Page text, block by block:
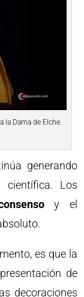
la Dama de Elche.
generando
científica. Los
y el
es que la
de
decoraciones